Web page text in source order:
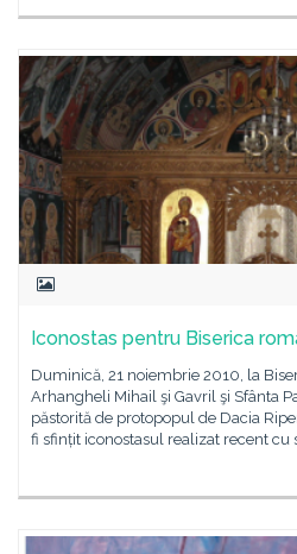
Iconostas pentru Biserica
Duminică, 21 noiembrie 2010, la
Arhangheli Mihail şi Gavril şi Sfânta
păstorită de protopopul de Dacia
fi sfințit iconostasul realizat recent